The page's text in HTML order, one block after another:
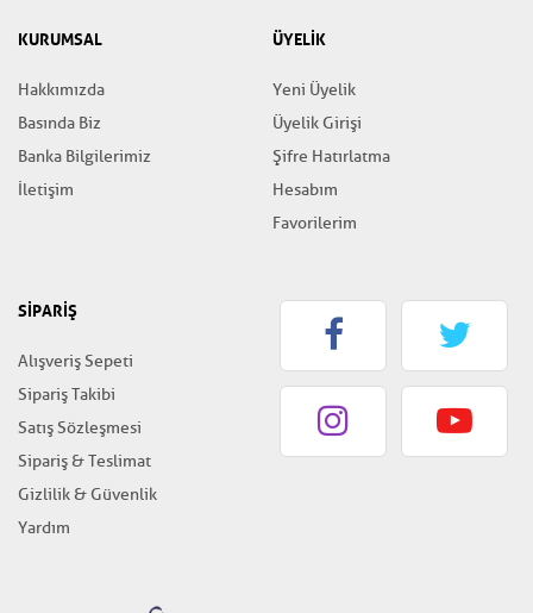
KURUMSAL
Hakkımızda
Basında Biz
Banka Bilgilerimiz
İletişim
ÜYELİK
Yeni Üyelik
Üyelik Girişi
Şifre Hatırlatma
Hesabım
Favorilerim
SİPARİŞ
Alışveriş Sepeti
Sipariş Takibi
Satış Sözleşmesi
Sipariş & Teslimat
Gizlilik & Güvenlik
Yardım